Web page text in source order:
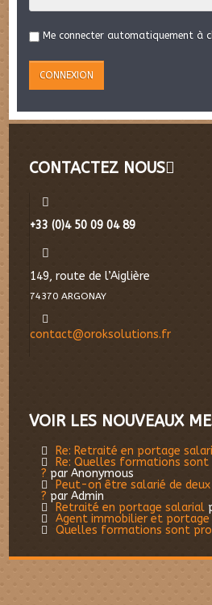
Me connecter automatiquement à
CONTACTEZ NOUS
+33 (0)4 50 09 04 89
149, route de l’Aiglière
74370 ARGONAY
contact@oroksolutions.fr
VOIR LES NOUVEAUX
Re: Retraité en portage
Re: Quelles formations sont
? par Anonymous
Peut-on être salarié de
? par Admin
Retraité en portage salarial
Agent immobilier et portage
Quelles formations sont